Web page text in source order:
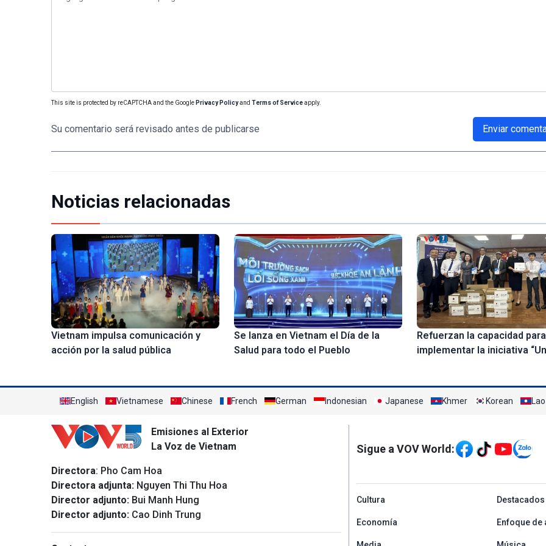
This site is protected by reCAPTCHA and the Google Privacy Policyand Terms of Serviceapply.
Su comentario será revisado antes de publicarse Enviar
Noticias relacionadas
Vietnam impulsa comunicación y
acción por la salud pública
Se lanza en Vietnam el Día de la
Salud para todo el Pueblo
Refuerzan la capacidad para
implementar la iniciativa
English Vietnamese Chinese French German Indonesian Japanese Khmer Korean Lao
Emisiones al Exterior
La Voz de Vietnam
Directora: Pho Cam Hoa
Directora adjunta: Nguyen Thi Thu Hoa
Director adjunto: Bui Manh Hung
Director adjunto: Cao Dinh Trung
Mạng xã hội
Sigue a VOV World:
menu footer tiếng
Cultura Destacados
Economía Enfoque